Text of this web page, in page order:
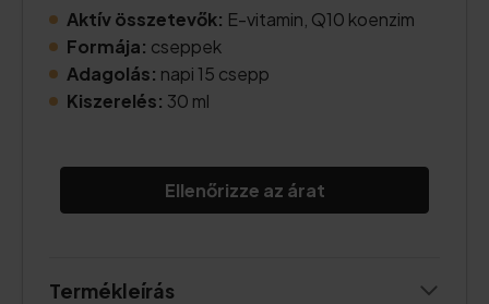
Aktív összetevők: E-vitamin, Q10 koenzim
Formája: cseppek
Adagolás: napi 15 csepp
Kiszerelés: 30 ml
Ellenőrizze az árat
Termékleírás